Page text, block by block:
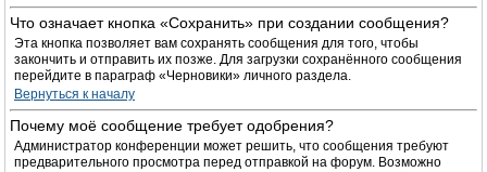
Что означает кнопка «Сохранить» при создании сообщения?
Эта кнопка позволяет вам сохранять сообщения для того, чтобы
закончить и отправить их позже. Для загрузки сохранённого сообщения
перейдите в параграф «Черновики» личного раздела.
Вернуться к началу
Почему моё сообщение требует одобрения?
Администратор конференции может решить, что сообщения требуют
предварительного просмотра перед отправкой на форум. Возможно